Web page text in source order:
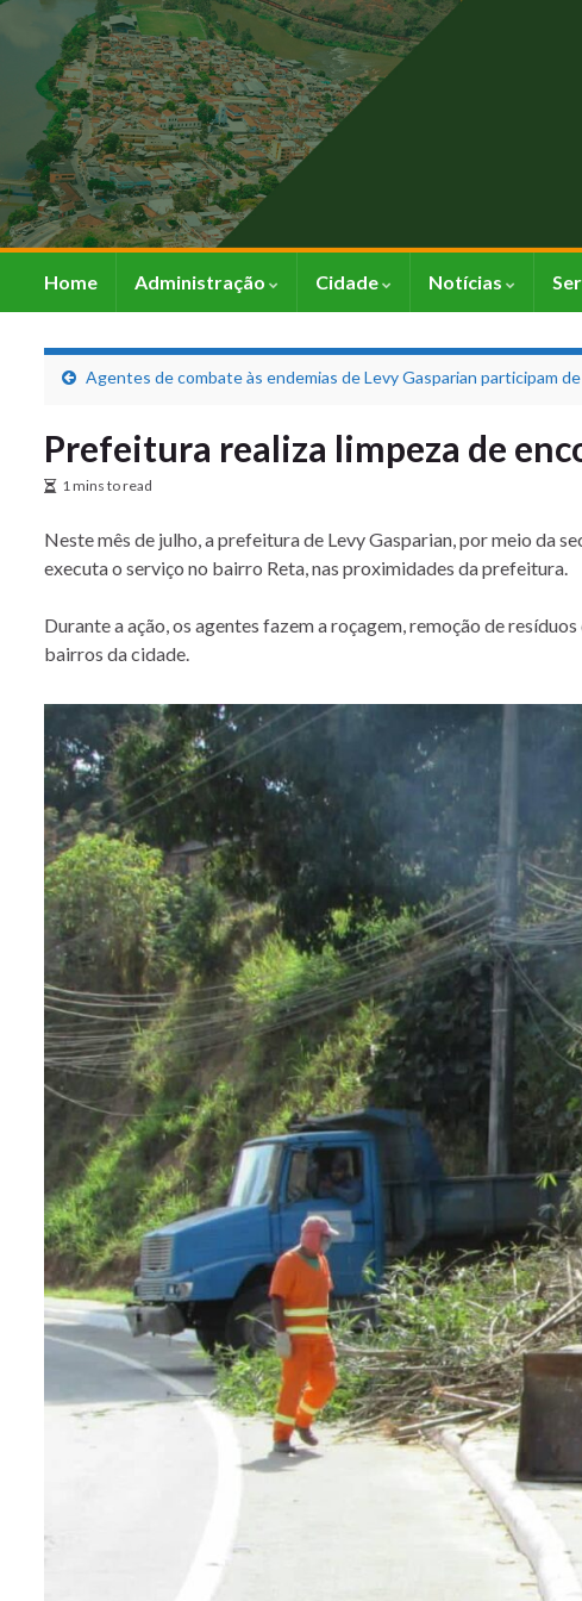
Home Administração Cidade Notícias
Agentes de combate às endemias de Levy Gasparian participam
Prefeitura realiza limpeza de
1 mins to read
Neste mês de julho, a prefeitura de Levy Gasparian, por meio da
executa o serviço no bairro Reta, nas proximidades da prefeitura.
Durante a ação, os agentes fazem a roçagem, remoção de
bairros da cidade.